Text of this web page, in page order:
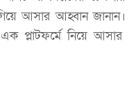
আসার আহ্বান জানান।
প্লাটফর্মে নিয়ে আসার